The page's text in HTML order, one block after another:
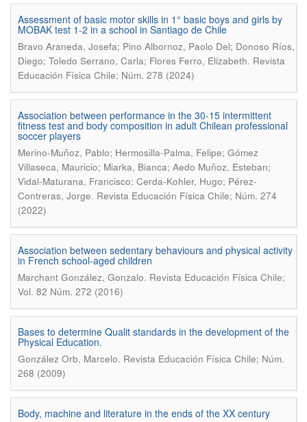
Assessment of basic motor skills in 1° basic boys and girls by
MOBAK test 1-2 in a school in Santiago de Chile
Bravo Araneda, Josefa; Pino Albornoz, Paolo Del; Donoso Ríos,
Diego; Toledo Serrano, Carla; Flores Ferro, Elizabeth. Revista
Educación Física Chile; Núm. 278 (2024)
Association between performance in the 30-15 intermittent
fitness test and body composition in adult Chilean professional
soccer players
Merino-Muñoz, Pablo; Hermosilla-Palma, Felipe; Gómez
Villaseca, Mauricio; Miarka, Bianca; Aedo Muñoz, Esteban;
Vidal-Maturana, Francisco; Cerda-Kohler, Hugo; Pérez-
Contreras, Jorge. Revista Educación Física Chile; Núm. 274
(2022)
Association between sedentary behaviours and physical activity
in French school-aged children
Marchant González, Gonzalo. Revista Educación Física Chile;
Vol. 82 Núm. 272 (2016)
Bases to determine Qualit standards in the development of the
Physical Education.
González Orb, Marcelo. Revista Educación Física Chile; Núm.
268 (2009)
Body, machine and literature in the ends of the XX century